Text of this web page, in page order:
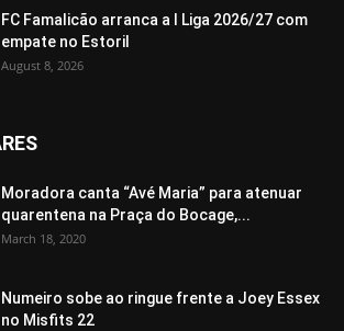
FC Famalicão arranca a I Liga 2026/27 com
empate no Estoril
August 8, 2026
Moradora canta “Avé Maria” para atenuar
quarentena na Praça do Bocage,...
March 18, 2020
Numeiro sobe ao ringue frente a Joey Essex
no Misfits 22